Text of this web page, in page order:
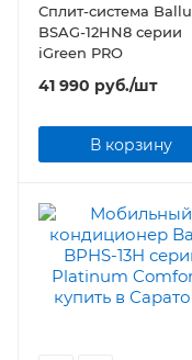
Сплит-система Ballu
BSAG-12HN8 серии
iGreen PRO
41 990 руб./шт
В корзину